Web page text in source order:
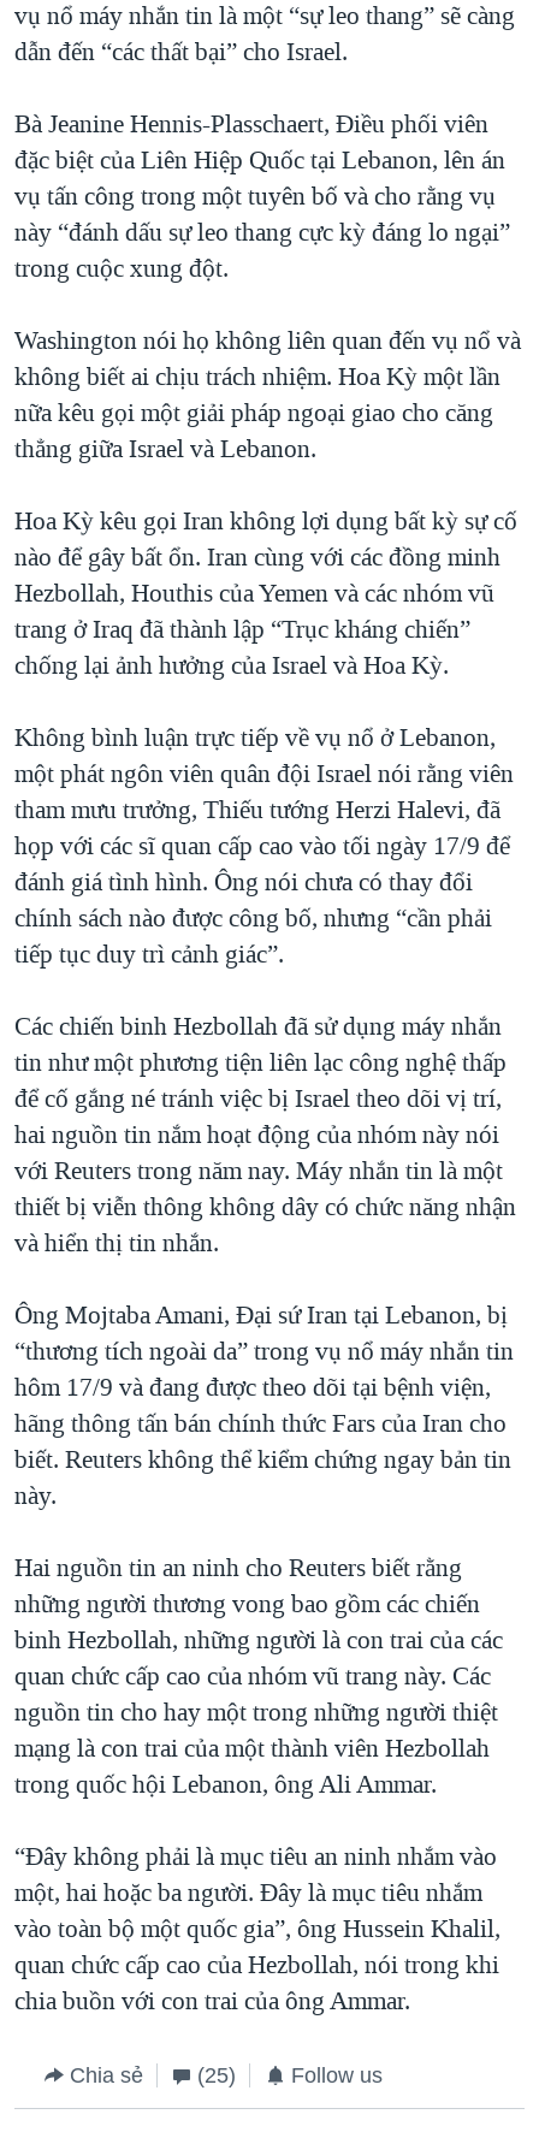
vụ nổ máy nhắn tin là một “sự leo thang” sẽ càng
dẫn đến “các thất bại” cho Israel.
Bà Jeanine Hennis-Plasschaert, Điều phối viên
đặc biệt của Liên Hiệp Quốc tại Lebanon, lên án
vụ tấn công trong một tuyên bố và cho rằng vụ
này “đánh dấu sự leo thang cực kỳ đáng lo ngại”
trong cuộc xung đột.
Washington nói họ không liên quan đến vụ nổ và
không biết ai chịu trách nhiệm. Hoa Kỳ một lần
nữa kêu gọi một giải pháp ngoại giao cho căng
thẳng giữa Israel và Lebanon.
Hoa Kỳ kêu gọi Iran không lợi dụng bất kỳ sự cố
nào để gây bất ổn. Iran cùng với các đồng minh
Hezbollah, Houthis của Yemen và các nhóm vũ
trang ở Iraq đã thành lập “Trục kháng chiến”
chống lại ảnh hưởng của Israel và Hoa Kỳ.
Không bình luận trực tiếp về vụ nổ ở Lebanon,
một phát ngôn viên quân đội Israel nói rằng viên
tham mưu trưởng, Thiếu tướng Herzi Halevi, đã
họp với các sĩ quan cấp cao vào tối ngày 17/9 để
đánh giá tình hình. Ông nói chưa có thay đổi
chính sách nào được công bố, nhưng “cần phải
tiếp tục duy trì cảnh giác”.
Các chiến binh Hezbollah đã sử dụng máy nhắn
tin như một phương tiện liên lạc công nghệ thấp
để cố gắng né tránh việc bị Israel theo dõi vị trí,
hai nguồn tin nắm hoạt động của nhóm này nói
với Reuters trong năm nay. Máy nhắn tin là một
thiết bị viễn thông không dây có chức năng nhận
và hiển thị tin nhắn.
Ông Mojtaba Amani, Đại sứ Iran tại Lebanon, bị
“thương tích ngoài da” trong vụ nổ máy nhắn tin
hôm 17/9 và đang được theo dõi tại bệnh viện,
hãng thông tấn bán chính thức Fars của Iran cho
biết. Reuters không thể kiểm chứng ngay bản tin
này.
Hai nguồn tin an ninh cho Reuters biết rằng
những người thương vong bao gồm các chiến
binh Hezbollah, những người là con trai của các
quan chức cấp cao của nhóm vũ trang này. Các
nguồn tin cho hay một trong những người thiệt
mạng là con trai của một thành viên Hezbollah
trong quốc hội Lebanon, ông Ali Ammar.
“Đây không phải là mục tiêu an ninh nhắm vào
một, hai hoặc ba người. Đây là mục tiêu nhắm
vào toàn bộ một quốc gia”, ông Hussein Khalil,
quan chức cấp cao của Hezbollah, nói trong khi
chia buồn với con trai của ông Ammar.
Chia sẻ (25) Follow us